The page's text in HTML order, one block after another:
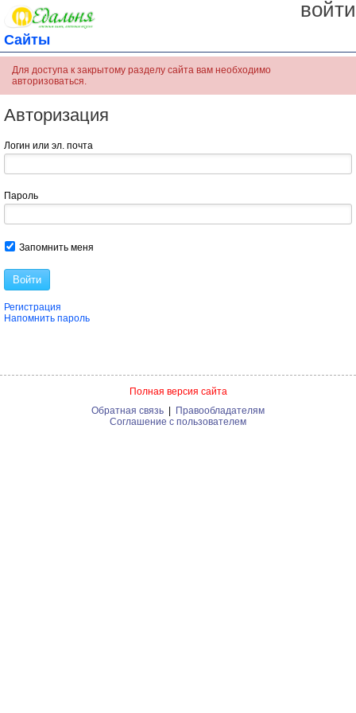
войти
Сайты
Для доступа к закрытому разделу сайта вам необходимо
авторизоваться.
Авторизация
Логин или эл. почта
Пароль
Запомнить меня
Войти
Регистрация
Напомнить пароль
Полная версия сайта
Обратная связь
Правообладателям
Соглашение с пользователем